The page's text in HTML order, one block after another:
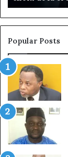
Popular Posts